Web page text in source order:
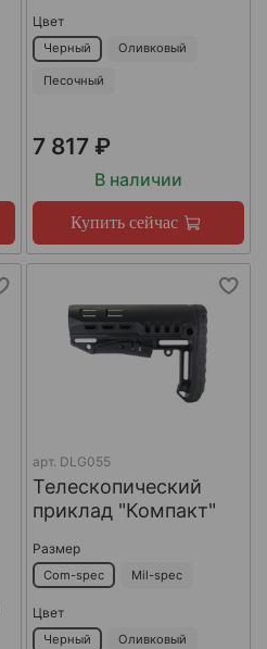
Цвет
Черный Оливковый
Песочный
7 817 ₽
В наличии
Купить сейчас
арт. DLG055
Телескопический
приклад "Компакт"
Размер
Com-spec Mil-spec
Цвет
Черный Оливковый